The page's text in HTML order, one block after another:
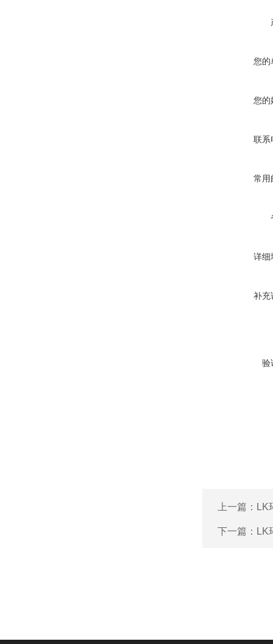
您的
您的
联系
常用
详细
补充
验
上一篇： LK
下一篇： LK